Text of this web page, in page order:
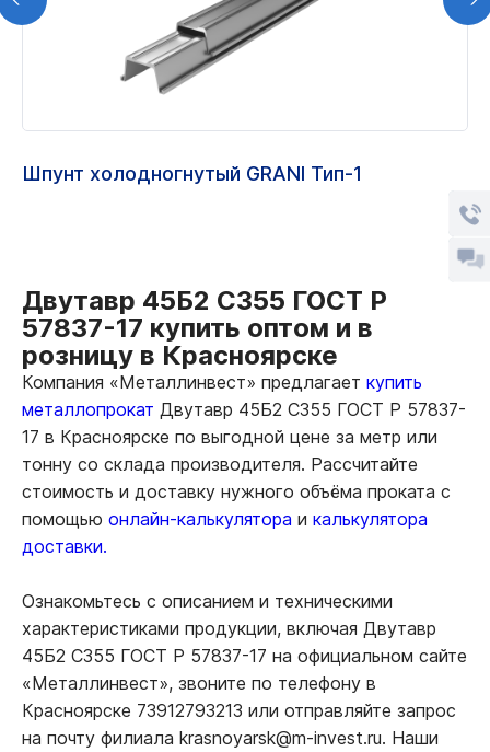
Шпунт холодногнутый GRANI Тип-1
Двутавр 45Б2 С355 ГОСТ Р
57837-17 купить оптом и в
розницу в Красноярске
Компания «Металлинвест» предлагает купить
металлопрокат Двутавр 45Б2 С355 ГОСТ Р 57837-
17 в Красноярске по выгодной цене за метр или
тонну со склада производителя. Рассчитайте
стоимость и доставку нужного объёма проката с
помощью онлайн-калькулятора и калькулятора
доставки.
Ознакомьтесь с описанием и техническими
характеристиками продукции, включая Двутавр
45Б2 С355 ГОСТ Р 57837-17 на официальном сайте
«Металлинвест», звоните по телефону в
Красноярске 73912793213 или отправляйте запрос
на почту филиала krasnoyarsk@m-invest.ru. Наши